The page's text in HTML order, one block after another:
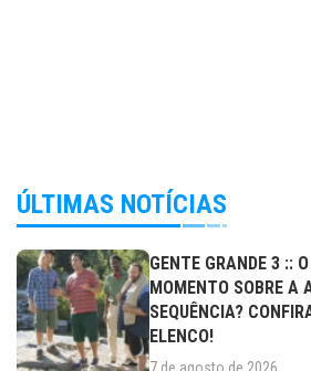
ÚLTIMAS NOTÍCIAS
GENTE GRANDE 3 ::
MOMENTO SOBRE A
SEQUÊNCIA?
ELENCO!